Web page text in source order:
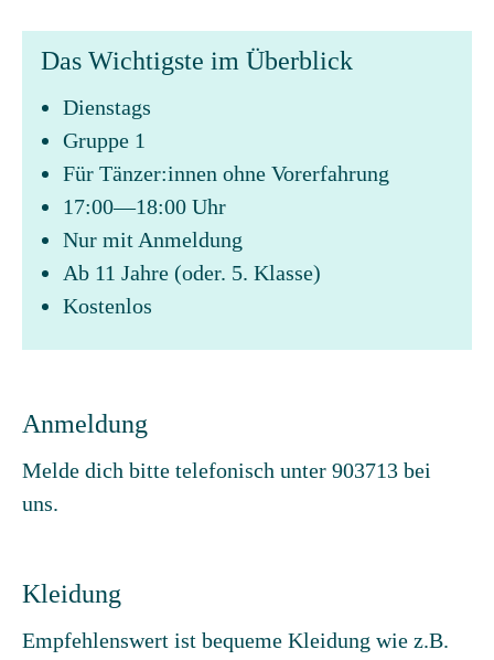
Das Wichtigste im Überblick
Dienstags
Gruppe 1
Für Tänzer:innen ohne Vorerfahrung
17:00—18:00 Uhr
Nur mit Anmeldung
Ab 11 Jahre (oder. 5. Klasse)
Kostenlos
Anmeldung
Melde dich bitte telefonisch unter 903713 bei
uns.
Kleidung
Empfehlenswert ist bequeme Kleidung wie z.B.